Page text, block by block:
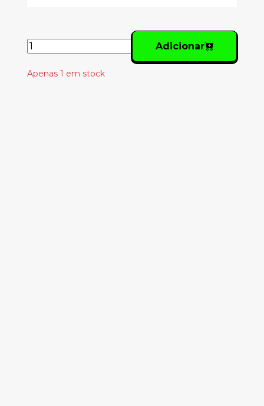
Adicionar
Apenas 1 em stock